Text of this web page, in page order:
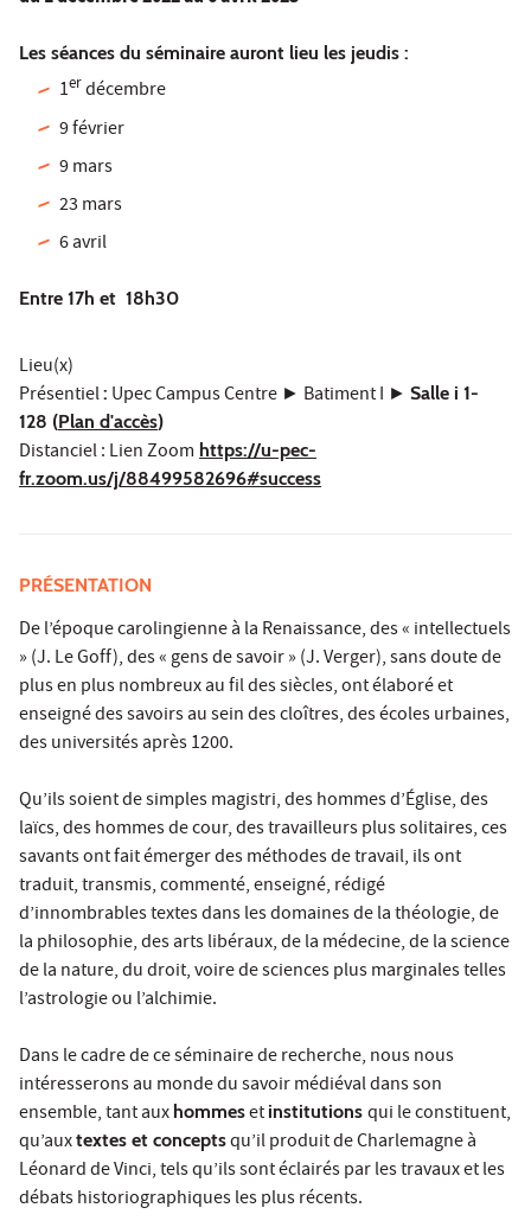
Les séances du séminaire auront lieu les jeudis :
1erdécembre
9 février
9 mars
23 mars
6 avril
Entre 17h et 18h30
Lieu(x)
Présentiel: Upec Campus Centre ► Batiment I ► Salle i 1-
128 (Plan d'accès)
Distanciel : Lien Zoom https://u-pec-
fr.zoom.us/j/88499582696#success
PRÉSENTATION
De l’époque carolingienne à la Renaissance, des « intellectuels
» (J. Le Goff), des « gens de savoir » (J. Verger), sans doute de
plus en plus nombreux au fil des siècles, ont élaboré et
enseigné des savoirs au sein des cloîtres, des écoles urbaines,
des universités après 1200.
Qu’ils soient de simples magistri, des hommes d’Église, des
laïcs, des hommes de cour, des travailleurs plus solitaires, ces
savants ont fait émerger des méthodes de travail, ils ont
traduit, transmis, commenté, enseigné, rédigé
d’innombrables textes dans les domaines de la théologie, de
la philosophie, des arts libéraux, de la médecine, de la science
de la nature, du droit, voire de sciences plus marginales telles
l’astrologie ou l’alchimie.
Dans le cadre de ce séminaire de recherche, nous nous
intéresserons au monde du savoir médiéval dans son
ensemble, tant aux hommeset institutions qui le constituent,
qu’auxtextes et conceptsqu’il produit de Charlemagne à
Léonard de Vinci, tels qu’ils sont éclairés par les travaux et les
débats historiographiques les plus récents.